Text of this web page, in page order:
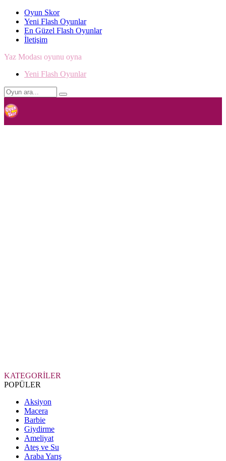
Oyun Skor
Yeni Flash Oyunlar
En Güzel Flash Oyunlar
İletişim
Yaz Modası oyunu oyna
Yeni Flash Oyunlar
KATEGORİLER
POPÜLER
Aksiyon
Macera
Barbie
Giydirme
Ameliyat
Ateş ve Su
Araba Yarış